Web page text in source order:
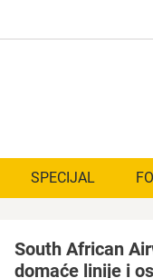
SPECIJAL
South African
domaće linije i